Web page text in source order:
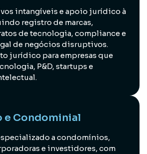
intangíveis e apoio jurídico à
registro de marcas,
de tecnologia, compliance e
de negócios disruptivos.
jurídico para empresas que
P&D, startups e
Condominial
a condomínios,
e investidores, com